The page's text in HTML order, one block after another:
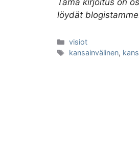
Tämä kirjoitus on
löydät
Kategoriat
visiot
Avainsanat
kansainvälinen,